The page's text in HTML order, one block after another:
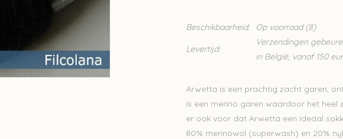
Beschikbaarheid: Op voorraad(8)
Levertijd:
Verzendingen
in België, vanaf 150
Arwetta is een prachtig zacht garen,
is een merino garen waardoor het heel
er ook voor dat Arwetta een ideaal
80% merinowol (superwash) en 20%